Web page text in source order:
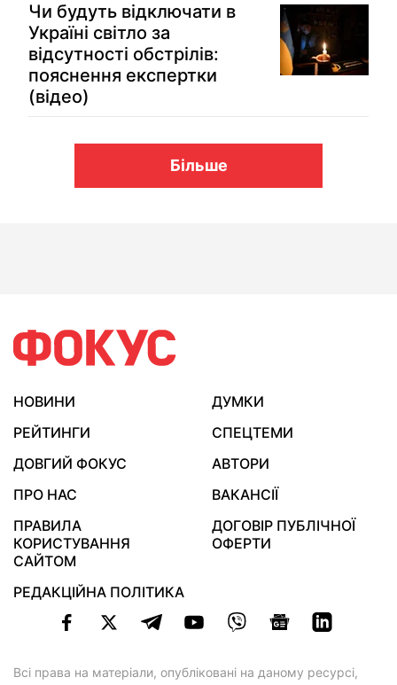
Чи будуть відключати в
Україні світло за
відсутності обстрілів:
пояснення експертки
(відео)
Більше
НОВИНИ
ДУМКИ
РЕЙТИНГИ
СПЕЦТЕМИ
ДОВГИЙ ФОКУС
АВТОРИ
ПРО НАС
ВАКАНСІЇ
ПРАВИЛА
КОРИСТУВАННЯ
САЙТОМ
ДОГОВІР ПУБЛІЧНОЇ
ОФЕРТИ
РЕДАКЦІЙНА ПОЛІТИКА
Всі права на матеріали, опубліковані на даному ресурсі,